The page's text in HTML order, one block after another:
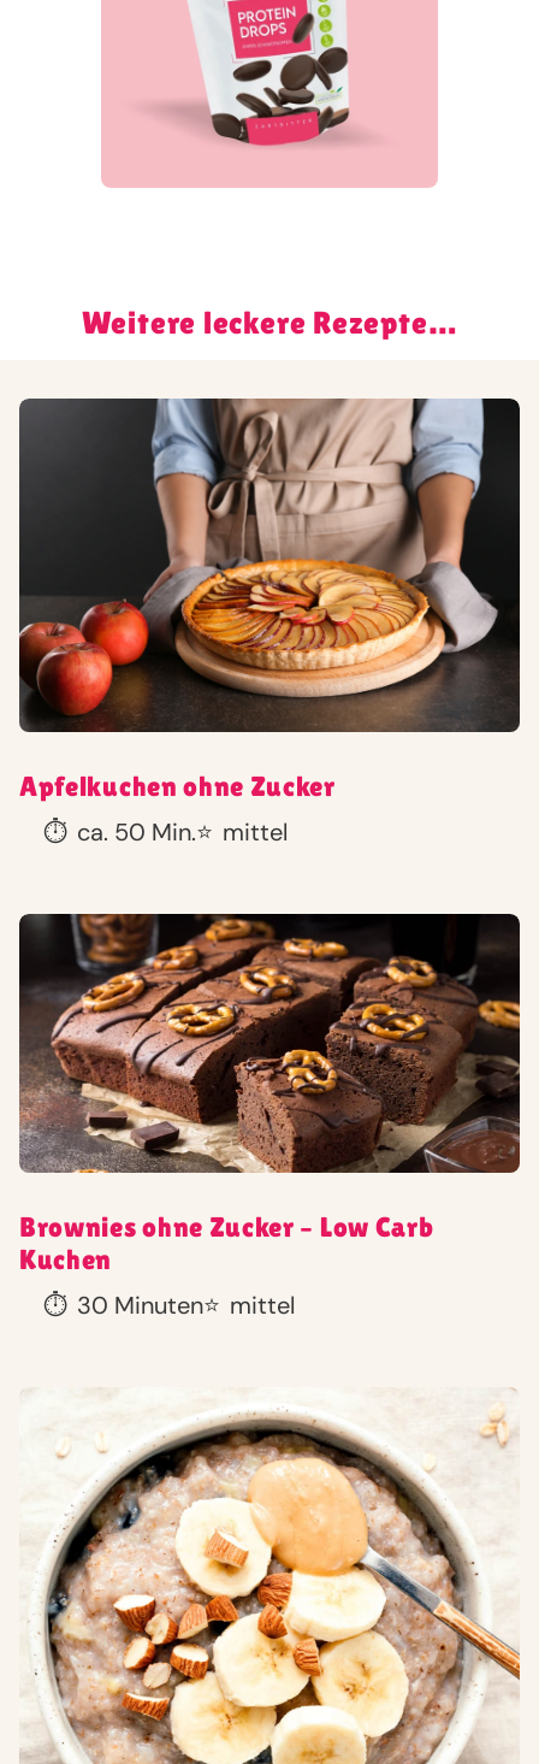
Weitere leckere Rezepte…
Apfelkuchen ohne Zucker
⏱️ ca. 50 Min.⭐ mittel
Brownies ohne Zucker – Low Carb
Kuchen
⏱️ 30 Minuten⭐ mittel